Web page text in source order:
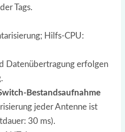
Tags.
Hilfs-CPU:
Datenübertragung erfolgen
Bestandsaufnahme
jeder Antenne ist
30 ms).